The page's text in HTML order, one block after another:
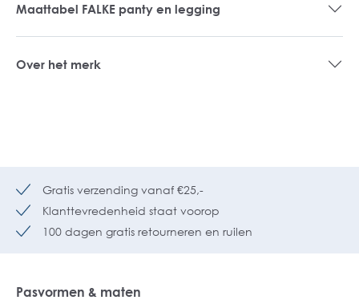
Maattabel FALKE panty en legging
Over het merk
Gratis verzending vanaf €25,-
Klanttevredenheid staat voorop
100 dagen gratis retourneren en ruilen
Pasvormen & maten